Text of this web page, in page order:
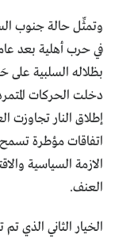
وتمثِّل حالة جنوب
في حرب أهلية بعد
بظلاله السلبية على
دخلت الحركات
إطلاق النار تجاوزت
اتفاقات مؤطرة
الازمة السياسية
العنف.
الخيار الثاني الذي